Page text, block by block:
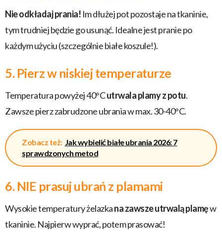
Nie odkładaj prania! Im dłużej pot pozostaje na tkaninie,
tym trudniej będzie go usunąć. Idealne jest pranie po
każdym użyciu (szczególnie białe koszule!).
5. Pierz w niskiej temperaturze
Temperatura powyżej 40°Cutrwala plamy z potu.
Zawsze pierz zabrudzone ubrania w max. 30-40°C.
Zobacz też: Jak wybielić białe ubrania 2026: 7
sprawdzonych metod
6. NIE prasuj ubrań z plamami
Wysokie temperatury żelazkana zawsze utrwalą plamęw
tkaninie. Najpierw wyprać, potem prasować!